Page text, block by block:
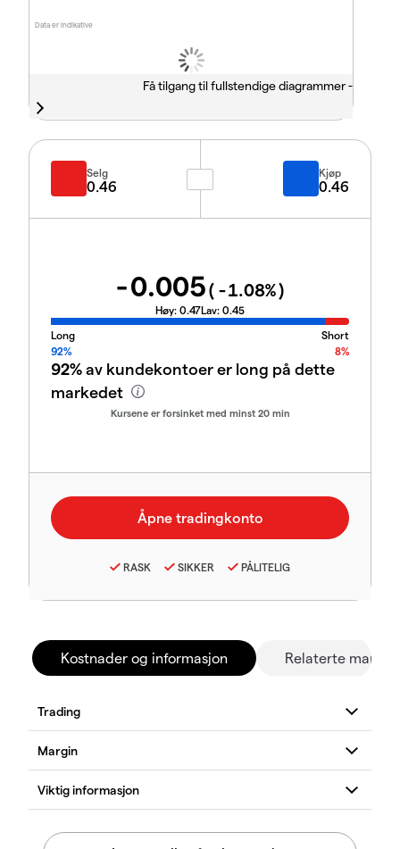
Data er indikative
Få tilgang til fullstendige diagrammer -
Selg
0.46
Kjøp
0.46
-0.005( -1.08%)
Høy: 0.47Lav: 0.45
Long
Short
92%
8%
92%av kundekontoer er long på dette
markedet
Kursene er forsinket med minst 20 min
RASK SIKKER PÅLITELIG
Kostnader og informasjon Relaterte